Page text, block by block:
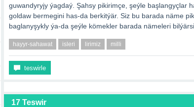
guwandyryjy ýagdaý. Şahsy pikirimçe, şeýle başlangyçlar
goldaw bermegini has-da berkitýär. Siz bu barada näme
baglanyşykly ýa-da şeýle kömekler barada nämeleri
hayyr-sahawat isleri lirimiz milli
teswirle
17 Teswir